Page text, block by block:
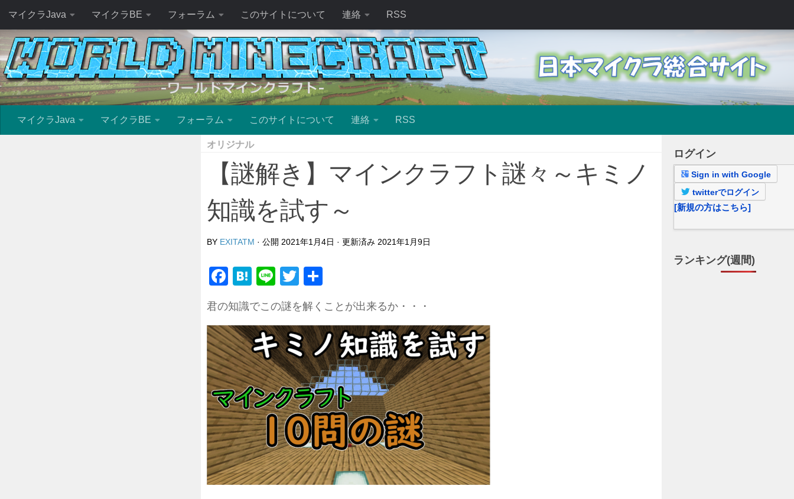
マイクラJava マイクラBE フォーラム このサイトについて 連絡 RSS
マイクラJava マイクラBE フォーラム このサイトについて 連絡 RSS
オリジナル
【謎解き】マインクラフト謎々～キミノ
知識を試す～
BY EXITATM · 公開 2021年1月4日 · 更新済み 2021年1月9日
Facebook
Hatena
LineTwitter
君の知識でこの謎を解くことが出来るか・・・
ログイン
Sign in with Google
twitterでログイン
[新規の方はこちら]
ランキング(週間)